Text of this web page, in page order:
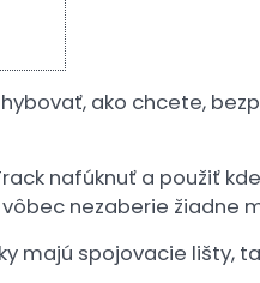
ako chcete,
nafúknuť a použiť
nezaberie žiadne
majú spojovacie lišty,